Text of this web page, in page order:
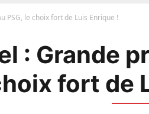
PSG, le choix fort de Luis Enrique !
: Grande
fort de